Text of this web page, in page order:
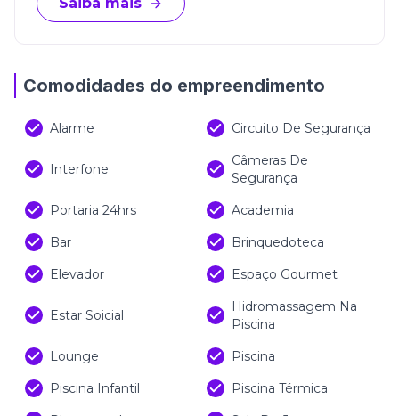
Comodidades do empreendimento
Alarme Circuito De Segurança
Interfone
Câmeras De
Segurança
Portaria 24hrs
Academia
Bar
Brinquedoteca
Elevador
Espaço Gourmet
Estar Soicial
Hidromassagem Na
Piscina
Lounge
Piscina
Piscina Infantil
Piscina Térmica